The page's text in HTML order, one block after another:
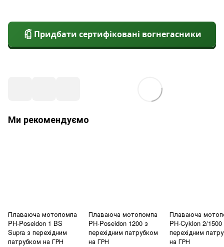
Придбати сертифіковані вогнегасники
Ми рекомендуємо
Плаваюча мотопомпа
PH-Poseidon 1 BS
Supra з перехідним
патрубком на ГРН
Плаваюча мотопомпа
PH-Poseidon 1200 з
перехідним патрубком
на ГРН
Плаваюча
PH-Cyklon 2/1500
перехідним
на ГРН